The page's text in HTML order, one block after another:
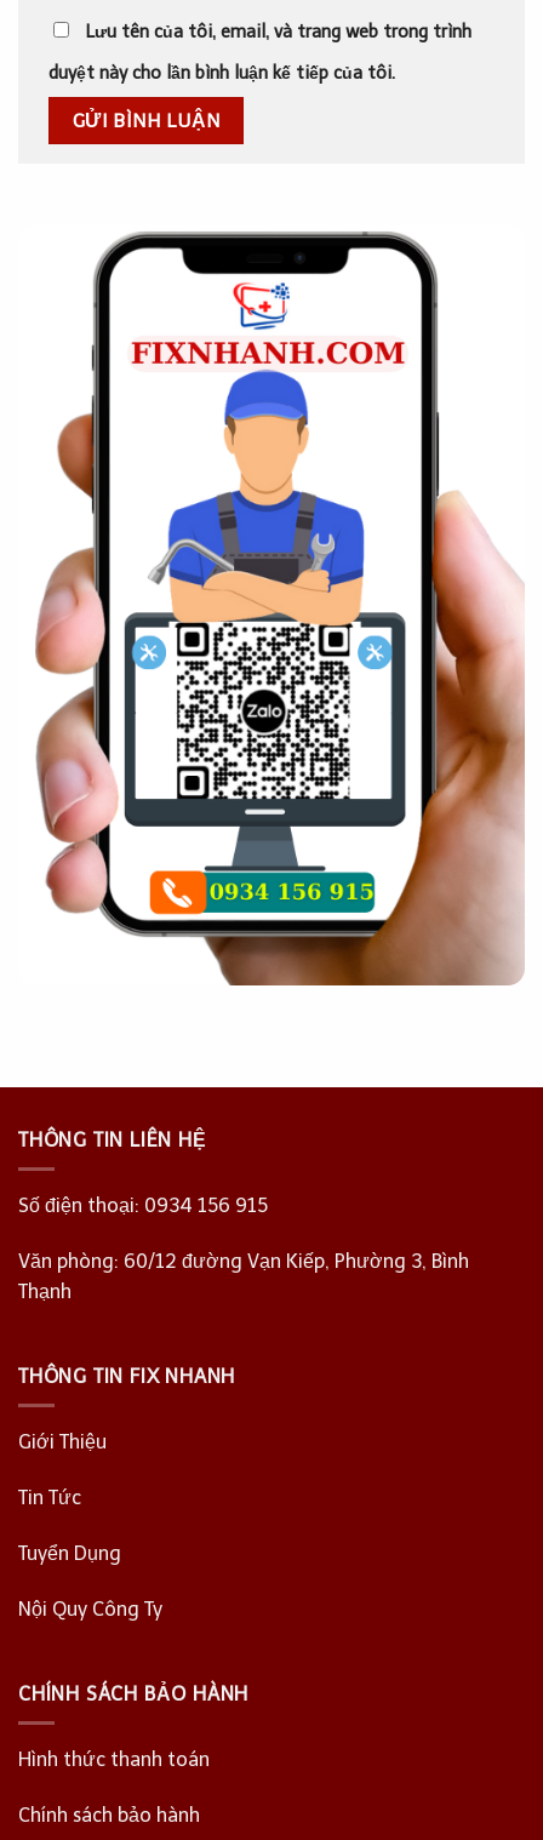
Lưu tên của tôi, email, và trang web trong trình
duyệt này cho lần bình luận kế tiếp của tôi.
THÔNG TIN LIÊN HỆ
Số điện thoại: 0934 156 915
Văn phòng: 60/12 đường Vạn Kiếp, Phường 3, Bình
Thạnh
THÔNG TIN FIX NHANH
Giới Thiệu
Tin Tức
Tuyển Dụng
Nội Quy Công Ty
CHÍNH SÁCH BẢO HÀNH
Hình thức thanh toán
Chính sách bảo hành